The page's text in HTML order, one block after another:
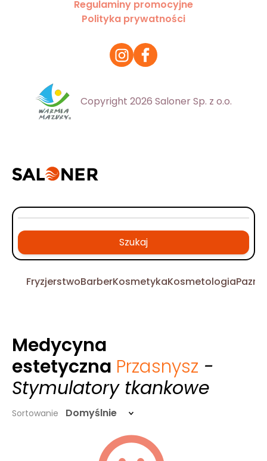
Regulaminy promocyjne
Polityka prywatności
Copyright 2026 Saloner Sp. z o.o.
Szukaj
FryzjerstwoBarberKosmetykaKosmetologia
Medycyna
estetyczna Przasnysz -
Stymulatory tkankowe
Sortowanie Domyślnie